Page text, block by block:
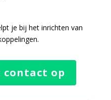
je bij het inrichten van
contact op